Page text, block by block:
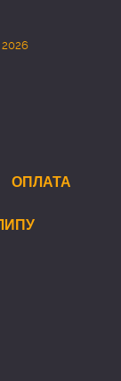
ОПЛАТА